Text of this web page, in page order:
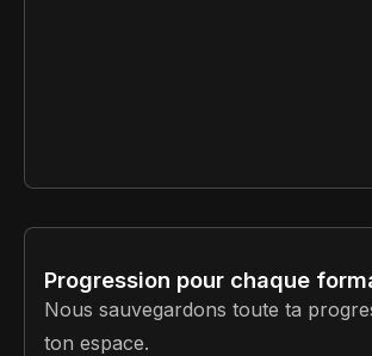
Progression pour chaque
Nous sauvegardons toute ta
ton espace.